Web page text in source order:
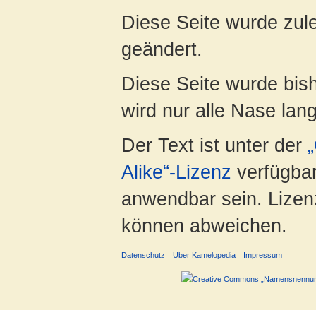
Diese Seite wurde
geändert.
Diese Seite wurde
wird nur alle Nase
Der Text ist unter der
Alike“-Lizenz
anwendbar sein.
können abweichen.
Datenschutz Über Kamelopedia Impressum